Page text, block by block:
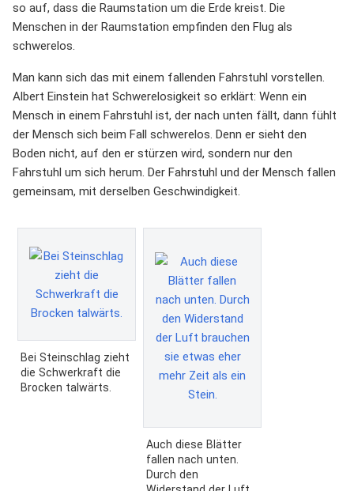
so auf, dass die Raumstation um die Erde kreist. Die
Menschen in der Raumstation empfinden den Flug als
schwerelos.
Man kann sich das mit einem fallenden Fahrstuhl vorstellen.
Albert Einstein hat Schwerelosigkeit so erklärt: Wenn ein
Mensch in einem Fahrstuhl ist, der nach unten fällt, dann fühlt
der Mensch sich beim Fall schwerelos. Denn er sieht den
Boden nicht, auf den er stürzen wird, sondern nur den
Fahrstuhl um sich herum. Der Fahrstuhl und der Mensch fallen
gemeinsam, mit derselben Geschwindigkeit.
Bei Steinschlag zieht
die Schwerkraft die
Brocken talwärts.
Auch diese Blätter
fallen nach unten.
Durch den